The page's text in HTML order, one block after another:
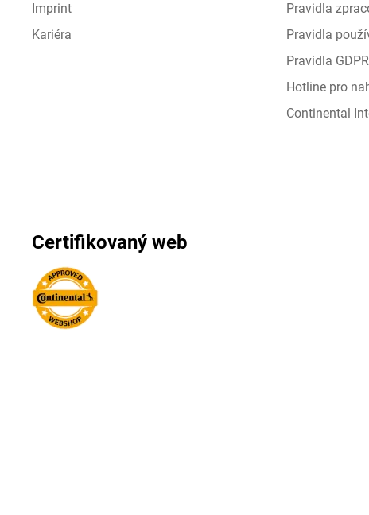
Imprint
Kariéra
Pravidla
Pravidla
Pravidla GDPR
Hotline pro
Continental
Certifikovaný web